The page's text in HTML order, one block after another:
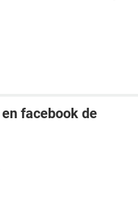
facebook de